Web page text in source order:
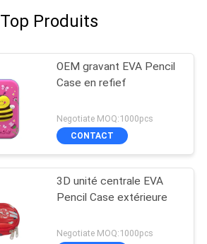
Top Produits
OEM gravant EVA Pencil
Case en refief
Negotiate MOQ:1000pcs
CONTACT
3D unité centrale EVA
Pencil Case extérieure
Negotiate MOQ:1000pcs